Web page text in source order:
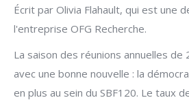
Écrit par Olivia Flahault, qui est une
l'entreprise OFG Recherche.
La saison des réunions annuelles
avec une bonne nouvelle : la
en plus au sein du SBF120. Le taux